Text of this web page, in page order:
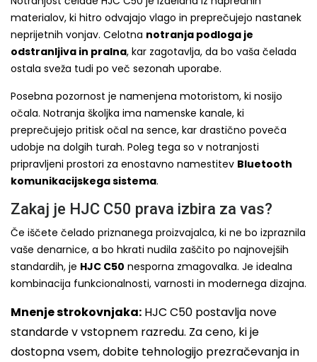
materialov, ki hitro odvajajo vlago in preprečujejo nastanek
neprijetnih vonjav. Celotna notranja podloga je
odstranljiva in pralna, kar zagotavlja, da bo vaša čelada
ostala sveža tudi po več sezonah uporabe.
Posebna pozornost je namenjena motoristom, ki nosijo
očala. Notranja školjka ima namenske kanale, ki
preprečujejo pritisk očal na sence, kar drastično poveča
udobje na dolgih turah. Poleg tega so v notranjosti
pripravljeni prostori za enostavno namestitev Bluetooth
komunikacijskega sistema.
Zakaj je HJC C50 prava izbira za vas?
Če iščete čelado priznanega proizvajalca, ki ne bo izpraznila
vaše denarnice, a bo hkrati nudila zaščito po najnovejših
standardih, je HJC C50 nesporna zmagovalka. Je idealna
kombinacija funkcionalnosti, varnosti in modernega dizajna.
Mnenje strokovnjaka: HJC C50 postavlja nove
standarde v vstopnem razredu. Za ceno, ki je
dostopna vsem, dobite tehnologijo prezračevanja in